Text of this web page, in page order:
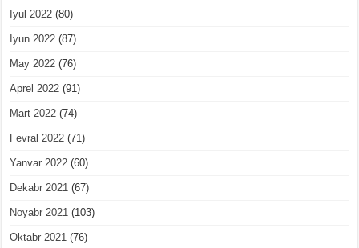
Iyul 2022 (80)
Iyun 2022 (87)
May 2022 (76)
Aprel 2022 (91)
Mart 2022 (74)
Fevral 2022 (71)
Yanvar 2022 (60)
Dekabr 2021 (67)
Noyabr 2021 (103)
Oktabr 2021 (76)